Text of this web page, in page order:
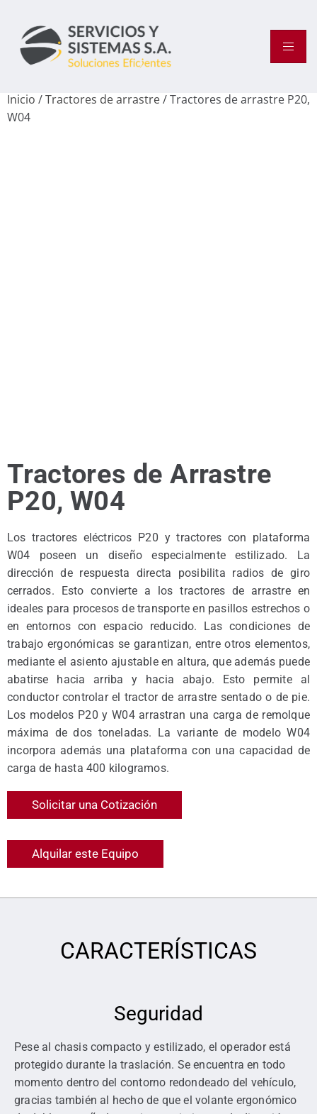
Inicio /Tractores de arrastre/ Tractores de arrastre P20,
W04
Tractores de Arrastre
P20, W04
Los tractores eléctricos P20 y tractores con plataforma
W04 poseen un diseño especialmente estilizado. La
dirección de respuesta directa posibilita radios de giro
cerrados. Esto convierte a los tractores de arrastre en
ideales para procesos de transporte en pasillos estrechos o
en entornos con espacio reducido. Las condiciones de
trabajo ergonómicas se garantizan, entre otros elementos,
mediante el asiento ajustable en altura, que además puede
abatirse hacia arriba y hacia abajo. Esto permite al
conductor controlar el tractor de arrastre sentado o de pie.
Los modelos P20 y W04 arrastran una carga de remolque
máxima de dos toneladas. La variante de modelo W04
incorpora además una plataforma con una capacidad de
carga de hasta 400 kilogramos.
Solicitar una Cotización
Alquilar este Equipo
CARACTERÍSTICAS
Seguridad
Pese al chasis compacto y estilizado, el operador está
protegido durante la traslación. Se encuentra en todo
momento dentro del contorno redondeado del vehículo,
gracias también al hecho de que el volante ergonómico